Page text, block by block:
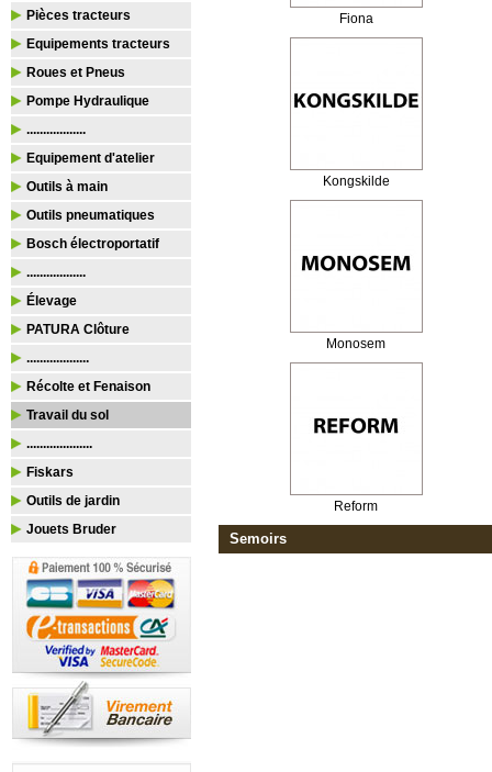
Pièces tracteurs
Equipements tracteurs
Roues et Pneus
Pompe Hydraulique
..................
Equipement d'atelier
Outils à main
Outils pneumatiques
Bosch électroportatif
..................
Élevage
PATURA Clôture
...................
Récolte et Fenaison
Travail du sol
....................
Fiskars
Outils de jardin
Jouets Bruder
Fiona
Kongskilde
Monosem
Reform
Semoirs